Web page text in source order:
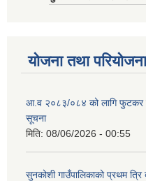
योजना तथा परियोजना
आ.व २०८३/०८४ को लागि फुटकर
सूचना
मिति: 08/06/2026 - 00:55
सुनकोशी गाउँपालिकाको प्रथम